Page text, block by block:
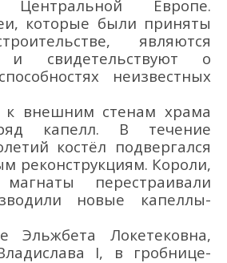
Европе.
которые были приняты
являются
и свидетельствуют о
способностях неизвестных
внешним стенам храма
капелл. В течение
костёл подвергался
реконструкциям. Короли,
перестраивали
новые капеллы-
Эльжбета Локетековна,
I, в гробнице-